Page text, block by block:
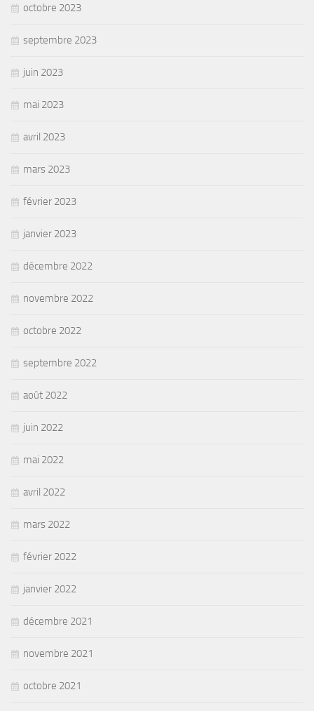
octobre 2023
septembre 2023
juin 2023
mai 2023
avril 2023
mars 2023
février 2023
janvier 2023
décembre 2022
novembre 2022
octobre 2022
septembre 2022
août 2022
juin 2022
mai 2022
avril 2022
mars 2022
février 2022
janvier 2022
décembre 2021
novembre 2021
octobre 2021